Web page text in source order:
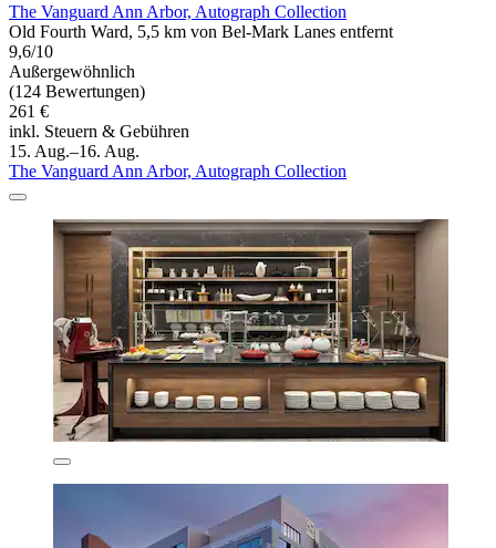
The Vanguard Ann Arbor, Autograph Collection
Old Fourth Ward, 5,5 km von Bel-Mark Lanes entfernt
9,6/10
Außergewöhnlich
(124 Bewertungen)
261 €
inkl. Steuern & Gebühren
15. Aug.–16. Aug.
The Vanguard Ann Arbor, Autograph Collection